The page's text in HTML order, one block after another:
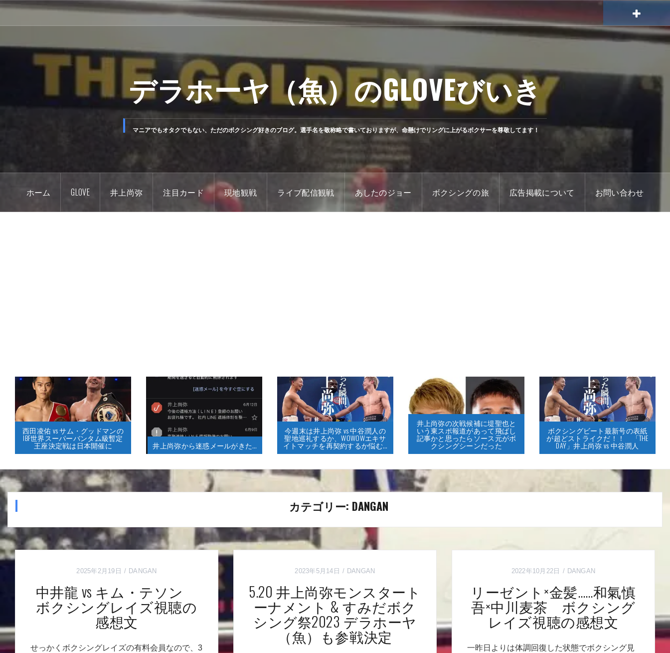
コ
ン
デラホーヤ（魚）のGLOVEびいき
マニアでもオタクでもない、ただのボクシング好きのブログ。選手名を敬称略で書いておりますが、命懸けでリングに上がるボクサーを尊敬してます！
ホーム GLOVE 井上尚弥 注目カード 現地観戦 ライブ配信観戦 あしたのジョー ボクシングの旅 広告掲載について お問い合わせ
西田凌佑 vs サム・グッドマンの
IBF世界スーパーバンタム級暫定
王座決定戦は日本開催に 井上尚弥から迷惑メールがきた…
今週末は井上尚弥 vs 中谷潤人の
聖地巡礼するか、WOWOWエキサ
イトマッチを再契約するか悩む…
井上尚弥の次戦候補に堤聖也と
いう東スポ報道があって飛ばし
記事かと思ったらソース元がボ
クシングシーンだった
ボクシングビート最新号の表紙
が超どストライクだ！！ 「THE
DAY」井上尚弥 vs 中谷潤人
カテゴリー: DANGAN
2025年2月19日 DANGAN
中井龍 vs キム・テソン
ボクシングレイズ視聴の
感想文
せっかくボクシングレイズの有料会員なので、3
2023年5月14日 DANGAN
5.20 井上尚弥モンスタート
ーナメント & すみだボク
シング祭2023 デラホーヤ
（魚）も参戦決定
2022年10月22日 DANGAN
リーゼント×金髪……和氣慎
吾×中川麦茶 ボクシング
レイズ視聴の感想文
一昨日よりは体調回復した状態でボクシング見